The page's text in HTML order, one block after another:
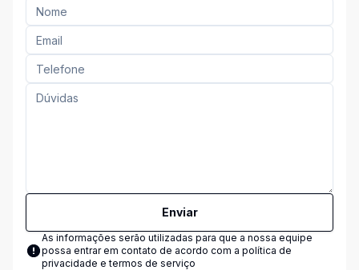
Enviar
As informações serão utilizadas para que a nossa equipe
possa entrar em contato de acordo com a política de
privacidade e termos de serviço